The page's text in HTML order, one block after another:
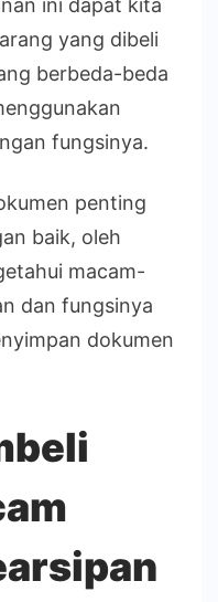
ini dapat kita
yang dibeli
berbeda-beda
fungsinya.
penting
baik, oleh
macam-
dan fungsinya
dokumen